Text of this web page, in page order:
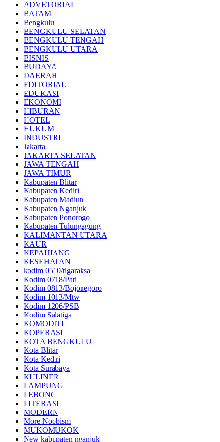
ADVETORIAL
BATAM
Bengkulu
BENGKULU SELATAN
BENGKULU TENGAH
BENGKULU UTARA
BISNIS
BUDAYA
DAERAH
EDITORIAL
EDUKASI
EKONOMI
HIBURAN
HOTEL
HUKUM
INDUSTRI
Jakarta
JAKARTA SELATAN
JAWA TENGAH
JAWA TIMUR
Kabupaten Blitar
Kabupaten Kediri
Kabupaten Madiun
Kabupaten Nganjuk
Kabupaten Ponorogo
Kabupaten Tulungagung
KALIMANTAN UTARA
KAUR
KEPAHIANG
KESEHATAN
kodim 0510/tigaraksa
Kodim 0718/Pati
Kodim 0813/Bojonegoro
Kodim 1013/Mtw
Kodim 1206/PSB
Kodim Salatiga
KOMODITI
KOPERASI
KOTA BENGKULU
Kota Blitar
Kota Kediri
Kota Surabaya
KULINER
LAMPUNG
LEBONG
LITERASI
MODERN
More Noobism
MUKOMUKOK
New kabupaten nganjuk